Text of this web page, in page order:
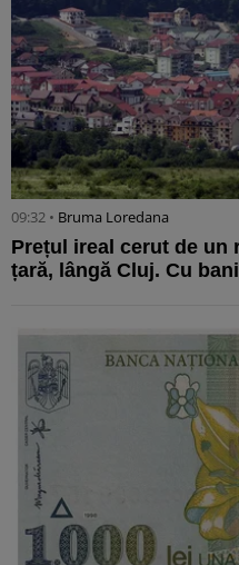
09:32 • Bruma Loredana
Prețul ireal cerut de un
țară, lângă Cluj. Cu